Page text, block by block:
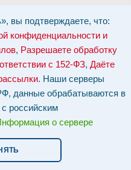
вы подтверждаете, что:
конфиденциальности и
, Разрешаете обработку
с 152-ФЗ, Даёте
. Наши серверы
данные обрабатываются в
с российским
о сервере
к нам, вы:Соглашаетесь с
cookie-файлов,
в соответствии с 152-ФЗ
.
данных: по эл-почте:
30 80
РФ, данные обрабатываются в
Информация о сервере и
характер и не является